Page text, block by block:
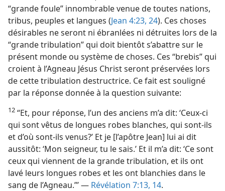
“grande foule” innombrable venue de toutes nations,
tribus, peuples et langues (Jean 4:23, 24). Ces choses
désirables ne seront ni ébranlées ni détruites lors de la
“grande tribulation” qui doit bientôt s’abattre sur le
présent monde ou système de choses. Ces “brebis” qui
croient à l’Agneau Jésus Christ seront préservées lors
de cette tribulation destructrice. Ce fait est souligné
par la réponse donnée à la question suivante:
12 “Et, pour réponse, l’un des anciens m’a dit: ‘Ceux-ci
qui sont vêtus de longues robes blanches, qui sont-​ils
et d’où sont-​ils venus?’ Et je [l’apôtre Jean] lui ai dit
aussitôt: ‘Mon seigneur, tu le sais.’ Et il m’a dit: ‘Ce sont
ceux qui viennent de la grande tribulation, et ils ont
lavé leurs longues robes et les ont blanchies dans le
sang de l’Agneau.”’ — Révélation 7:13, 14.